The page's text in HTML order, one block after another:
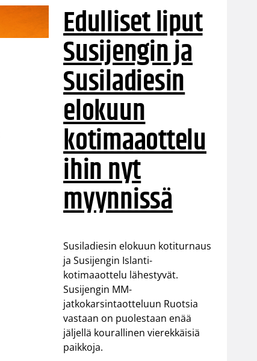
Edulliset liput
Susijengin ja
Susiladiesin
elokuun
kotimaaottelu
ihin nyt
myynnissä
Susiladiesin elokuun kotiturnaus
ja Susijengin Islanti-
kotimaaottelu lähestyvät.
Susijengin MM-
jatkokarsintaotteluun Ruotsia
vastaan on puolestaan enää
jäljellä kourallinen vierekkäisiä
paikkoja.